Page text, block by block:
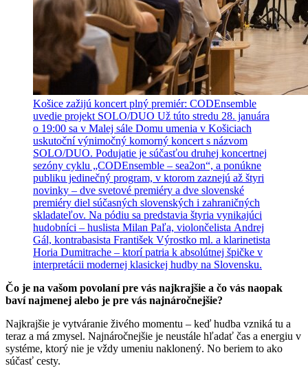
Košice zažijú koncert plný premiér: CODEnsemble
uvedie projekt SOLO/DUO Už túto stredu 28. januára
o 19:00 sa v Malej sále Domu umenia v Košiciach
uskutoční výnimočný komorný koncert s názvom
SOLO/DUO. Podujatie je súčasťou druhej koncertnej
sezóny cyklu „CODEnsemble – sea2on“, a ponúkne
publiku jedinečný program, v ktorom zaznejú až štyri
novinky – dve svetové premiéry a dve slovenské
premiéry diel súčasných slovenských i zahraničných
skladateľov. Na pódiu sa predstavia štyria vynikajúci
hudobníci – huslista Milan Paľa, violončelista Andrej
Gál, kontrabasista František Výrostko ml. a klarinetista
Horia Dumitrache – ktorí patria k absolútnej špičke v
interpretácii modernej klasickej hudby na Slovensku.
Čo je na vašom povolaní pre vás najkrajšie a čo vás naopak
baví najmenej alebo je pre vás najnáročnejšie?
Najkrajšie je vytváranie živého momentu – keď hudba vzniká tu a
teraz a má zmysel. Najnáročnejšie je neustále hľadať čas a energiu v
systéme, ktorý nie je vždy umeniu naklonený. No beriem to ako
súčasť cesty.